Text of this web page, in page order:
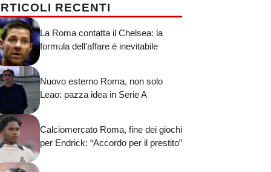
RECENTI
La Roma contatta il Chelsea: la
formula dell’affare è inevitabile
Nuovo esterno Roma, non solo
Leao: pazza idea in Serie A
Calciomercato Roma, fine dei giochi
per Endrick: “Accordo per il prestito”